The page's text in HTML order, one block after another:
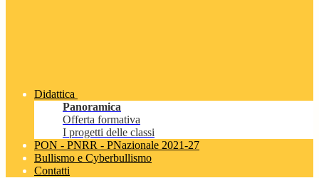
Didattica
Panoramica
Offerta formativa
I progetti delle classi
PON - PNRR - PNazionale 2021-27
Bullismo e Cyberbullismo
Contatti